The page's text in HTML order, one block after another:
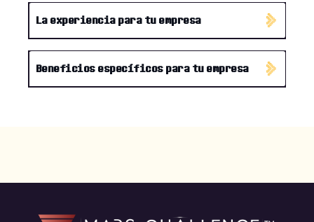
La experiencia para tu empresa
Beneficios específicos para tu empresa